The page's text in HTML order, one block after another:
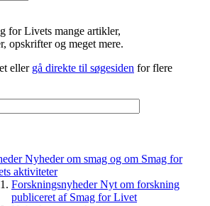
for Livets mange artikler,
opskrifter og meget mere.
eller gå direkte til søgesiden for flere
Nyheder om smag og om Smag for
aktiviteter
ForskningsnyhederNyt om forskning
publiceret af Smag for Livet